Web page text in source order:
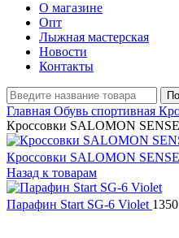
О магазине
Опт
Лыжная мастерская
Новости
Контакты
Главная Обувь спортивная
Кроссовки SALOMON
Кроссовки SALOMON
Назад к товарам
Парафин Start SG-6 Violet 1350